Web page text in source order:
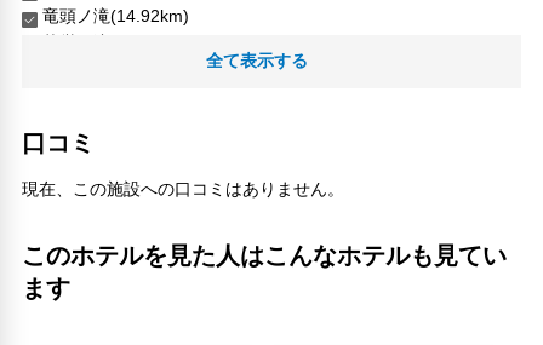
竜頭ノ滝(14.92km)
全て表示する
口コミ
現在、この施設への口コミはありません。
このホテルを見た人はこんなホテルも見てい
ます